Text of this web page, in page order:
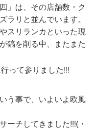
」は、その店舗数・ク
ラリと並んでいます。
スリランカといった現
鎬を削る中、またまた
って参りました!!!
う事で、いよいよ欧風
ーチしてきました!!!(・